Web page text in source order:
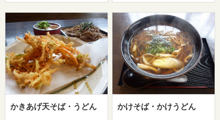
かきあげ天そば・うどん かけそば・かけうどん